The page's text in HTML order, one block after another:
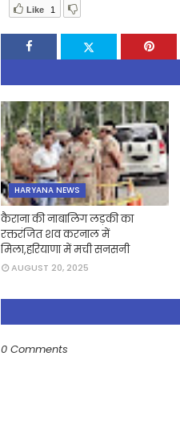
Like 1
HARYANA NEWS
कैराना की नाबालिग लड़की का
रक्तरंजित शव करनाल में
मिला,हरियाणा में मची सनसनी
AUGUST 20, 2025
0 Comments